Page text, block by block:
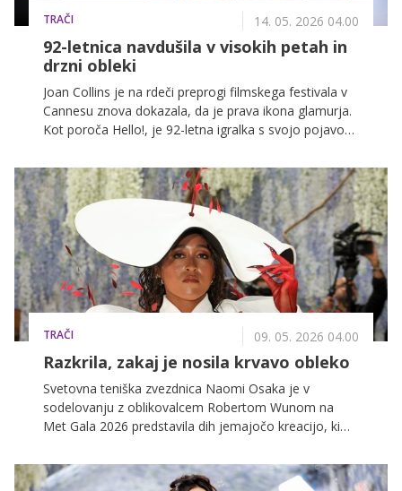
TRAČI 14. 05. 2026 04.00
92-letnica navdušila v visokih petah in
drzni obleki
Joan Collins je na rdeči preprogi filmskega festivala v
Cannesu znova dokazala, da je prava ikona glamurja.
Kot poroča Hello!, je 92-letna igralka s svojo pojavo
eleganca nima starostne omejitve.
TRAČI 09. 05. 2026 04.00
Razkrila, zakaj je nosila krvavo obleko
Svetovna teniška zvezdnica Naomi Osaka je v
sodelovanju z oblikovalcem Robertom Wunom na
Met Gala 2026 predstavila dih jemajočo kreacijo, ki